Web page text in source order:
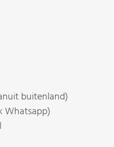
buitenland)
Whatsapp)